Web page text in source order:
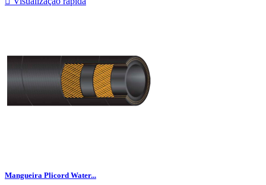
Mangueira Plicord Water...